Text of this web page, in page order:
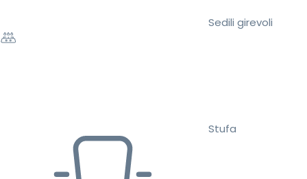
Sedili girevoli
Stufa